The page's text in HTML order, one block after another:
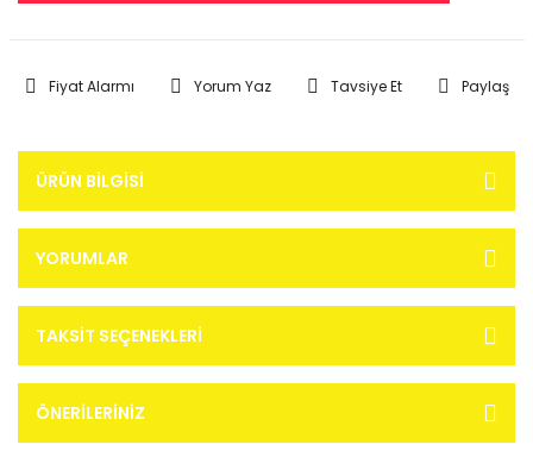
Fiyat Alarmı Yorum Yaz Tavsiye Et Paylaş
ÜRÜN BILGISI
YORUMLAR
TAKSIT SEÇENEKLERI
ÖNERILERINIZ